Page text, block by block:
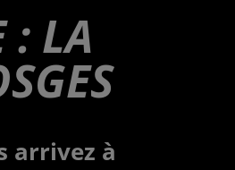
: LA
arrivez à